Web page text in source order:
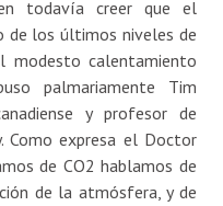
todavía creer que el
de los últimos niveles de
modesto calentamiento
palmariamente Tim
y profesor de
Como expresa el Doctor
de CO2 hablamos de
de la atmósfera, y de